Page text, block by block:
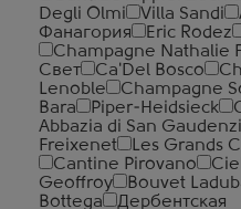
Degli Olmi
Villa Sandi
Фанагория
Eric Rodez
Champagne Nathalie
Свет
Ca'Del Bosco
Lenoble
Champagne
Bara
Piper-Heidsieck
Abbazia di San
Freixenet
Les Grands
Cantine Pirovano
Geoffroy
Bouvet
Bottega
Дербентская